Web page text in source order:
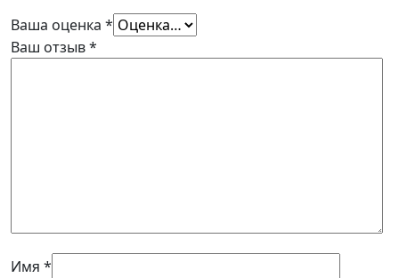
Ваша оценка *
Ваш отзыв*
Имя *